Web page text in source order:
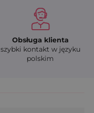
Obsługa klienta
szybki kontakt w języku
polskim